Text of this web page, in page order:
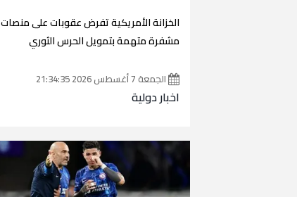
الخزانة الأمريكية تفرض عقوبات على منصات
مشفرة متهمة بتمويل الحرس الثوري
الجمعة 7 أغسطس 2026 21:34:35
اخبار دولية